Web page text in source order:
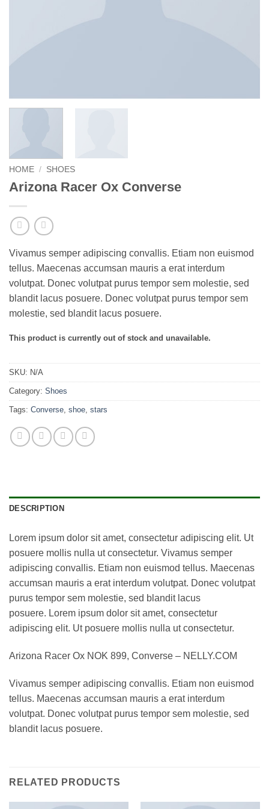
HOME / SHOES
Arizona Racer Ox Converse
Vivamus semper adipiscing convallis. Etiam non euismod
tellus. Maecenas accumsan mauris a erat interdum
volutpat. Donec volutpat purus tempor sem molestie, sed
blandit lacus posuere. Donec volutpat purus tempor sem
molestie, sed blandit lacus posuere.
This product is currently out of stock and unavailable.
SKU: N/A
Category: Shoes
Tags: Converse, shoe, stars
DESCRIPTION
Lorem ipsum dolor sit amet, consectetur adipiscing elit. Ut
posuere mollis nulla ut consectetur. Vivamus semper
adipiscing convallis. Etiam non euismod tellus. Maecenas
accumsan mauris a erat interdum volutpat. Donec volutpat
purus tempor sem molestie, sed blandit lacus
posuere. Lorem ipsum dolor sit amet, consectetur
adipiscing elit. Ut posuere mollis nulla ut consectetur.
Arizona Racer Ox NOK 899, Converse – NELLY.COM
Vivamus semper adipiscing convallis. Etiam non euismod
tellus. Maecenas accumsan mauris a erat interdum
volutpat. Donec volutpat purus tempor sem molestie, sed
blandit lacus posuere.
RELATED PRODUCTS